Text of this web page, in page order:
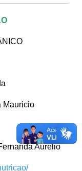
Mauricio
Aurelio